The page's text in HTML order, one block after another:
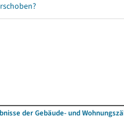
der Gebäude- und